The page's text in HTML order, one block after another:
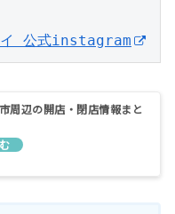
イ 公式instagram
周辺の開店・閉店情報まと